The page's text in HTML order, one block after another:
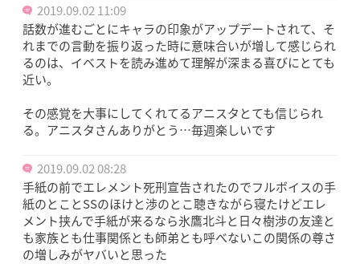
2019.09.02 11:09
話数が進むごとにキャラの印象がアップデートされて、そ
れまでの言動を振り返った時に意味合いが増して感じられ
るのは、イベストを読み進めて理解が深まる喜びにとても
近い。
その感覚を大事にしてくれてるアニスタとても信じられ
る。アニスタさんありがとう…毎週楽しいです
2019.09.02 08:28
手紙の前でエレメント死刑宣告されたのでフルボイスの手
紙のとことSSのほけと渉のとこ聴きながら寝たけどエレ
メント挟んで手紙が来るなら氷鷹北斗と日々樹渉の友達と
も家族とも仕事関係とも師弟とも呼べないこの関係の尊さ
の増しみがヤバいと思った